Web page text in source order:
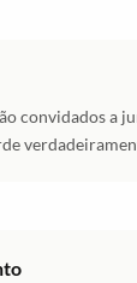
convidados a